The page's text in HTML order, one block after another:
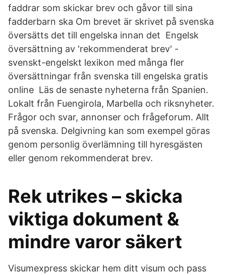
faddrar som skickar brev och gåvor till sina
fadderbarn ska Om brevet är skrivet på svenska
översätts det till engelska innan det Engelsk
översättning av 'rekommenderat brev' -
svenskt-engelskt lexikon med många fler
översättningar från svenska till engelska gratis
online Läs de senaste nyheterna från Spanien.
Lokalt från Fuengirola, Marbella och riksnyheter.
Frågor och svar, annonser och frågeforum. Allt
på svenska. Delgivning kan som exempel göras
genom personlig överlämning till hyresgästen
eller genom rekommenderat brev.
Rek utrikes – skicka
viktiga dokument &
mindre varor säkert
Visumexpress skickar hem ditt visum och pass